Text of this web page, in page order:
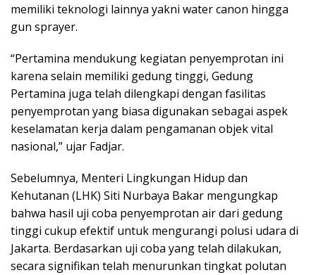
memiliki teknologi lainnya yakni water canon hingga
gun sprayer.
“Pertamina mendukung kegiatan penyemprotan ini
karena selain memiliki gedung tinggi, Gedung
Pertamina juga telah dilengkapi dengan fasilitas
penyemprotan yang biasa digunakan sebagai aspek
keselamatan kerja dalam pengamanan objek vital
nasional,” ujar Fadjar.
Sebelumnya, Menteri Lingkungan Hidup dan
Kehutanan (LHK) Siti Nurbaya Bakar mengungkap
bahwa hasil uji coba penyemprotan air dari gedung
tinggi cukup efektif untuk mengurangi polusi udara di
Jakarta. Berdasarkan uji coba yang telah dilakukan,
secara signifikan telah menurunkan tingkat polutan